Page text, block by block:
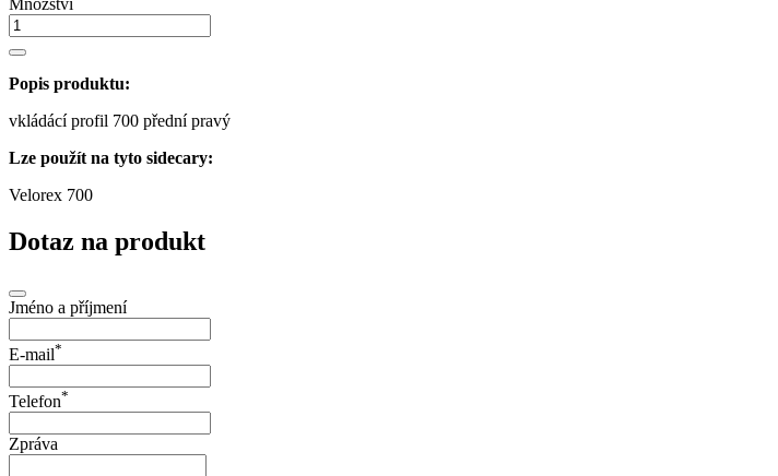
Množství
Popis produktu:
vkládácí profil 700 přední pravý
Lze použít na tyto sidecary:
Velorex 700
Dotaz na produkt
Jméno a příjmení
E-mail*
Telefon*
Zpráva